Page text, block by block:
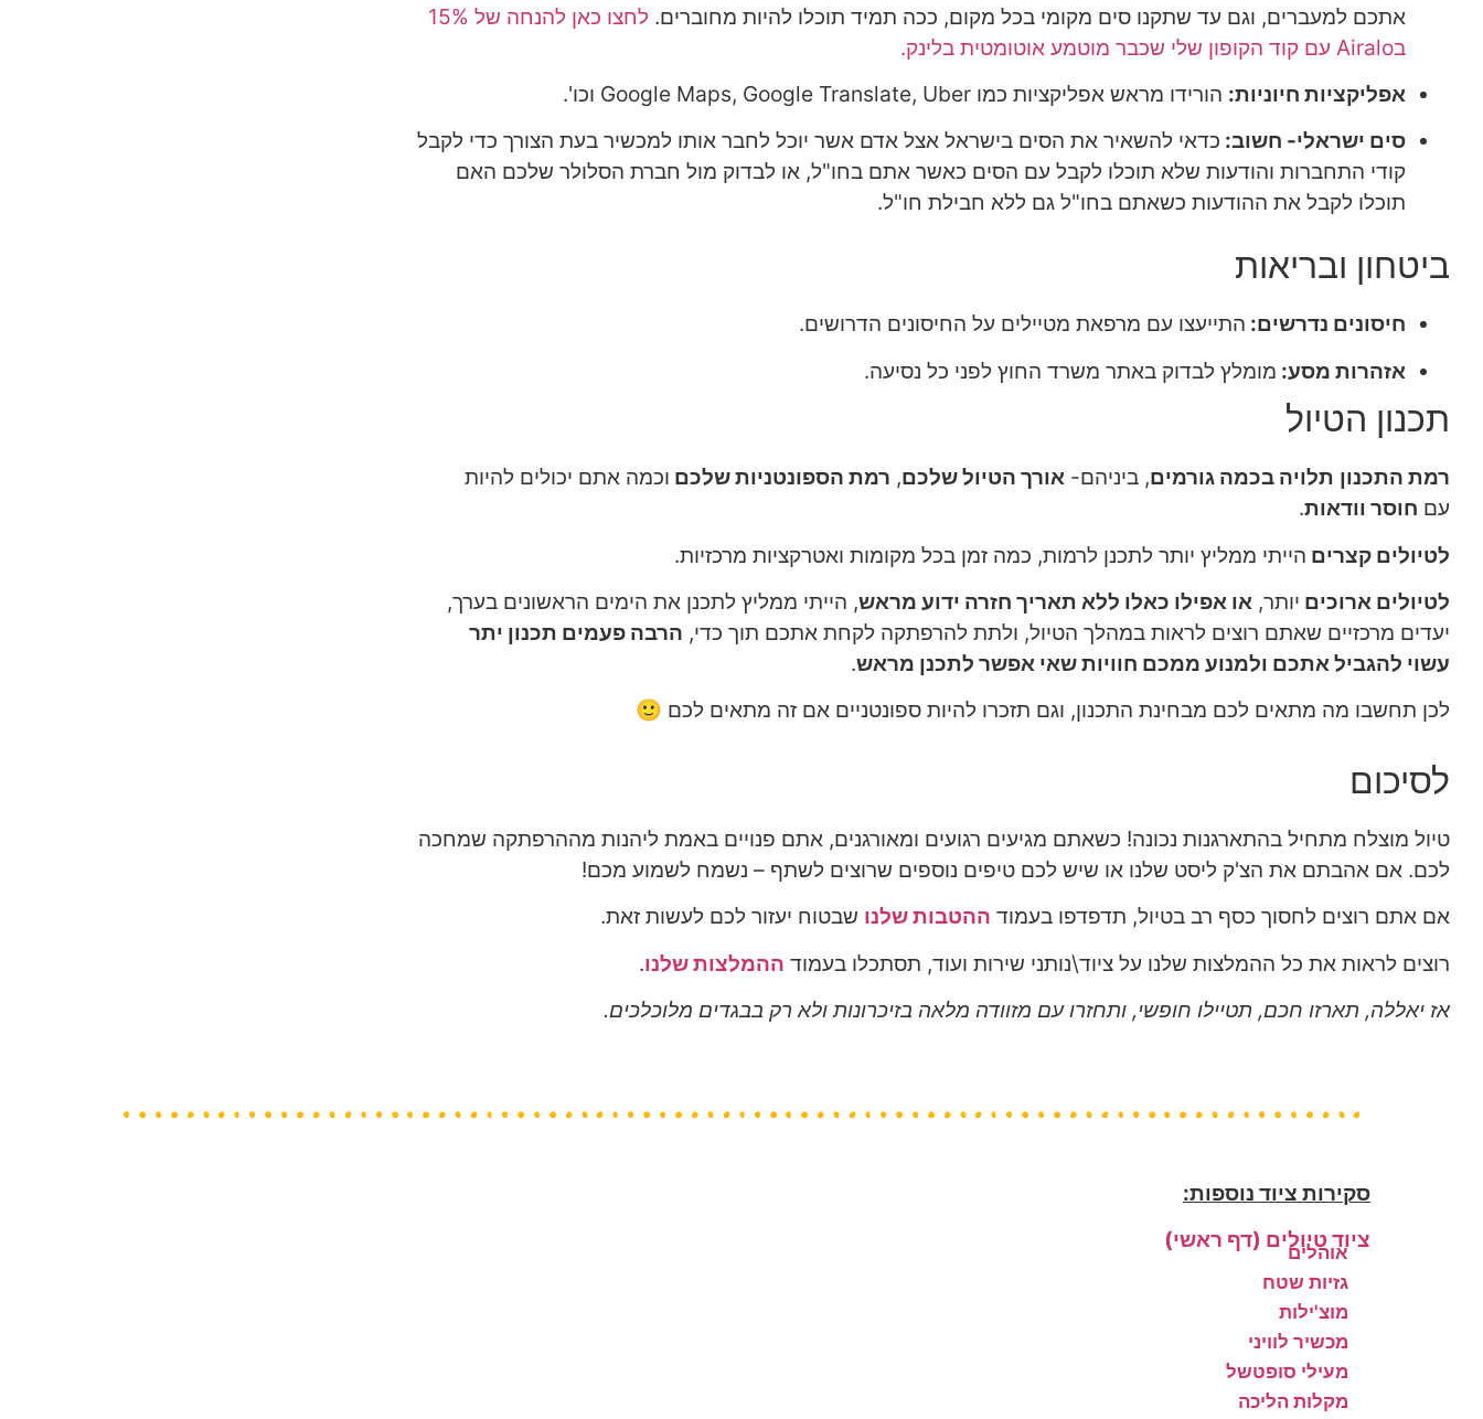
אתכם למעברים, וגם עד שתקנו סים מקומי בכל מקום, ככה תמיד תוכלו להיות מחוברים.
לחצו כאן להנחה של 15%
בAiralo עם קוד הקופון שלי שכבר מוטמע אוטומטית בלינק.
אפליקציות חיוניות: הורידו מראש אפליקציות כמו Google Maps, Google Translate, Uber וכו'.
סים ישראלי- חשוב: כדאי להשאיר את הסים בישראל אצל אדם אשר יוכל לחבר אותו למכשיר בעת הצורך כדי לקבל
קודי התחברות והודעות שלא תוכלו לקבל עם הסים כאשר אתם בחו"ל, או לבדוק מול חברת הסלולר שלכם האם
תוכלו לקבל את ההודעות כשאתם בחו"ל גם ללא חבילת חו"ל.
ביטחון ובריאות
חיסונים נדרשים: התייעצו עם מרפאת מטיילים על החיסונים הדרושים.
אזהרות מסע: מומלץ לבדוק באתר משרד החוץ לפני כל נסיעה.
תכנון הטיול
רמת התכנון תלויה בכמה גורמים, ביניהם- אורך הטיול שלכם, רמת הספונטניות שלכם וכמה אתם יכולים להיות
עם חוסר וודאות.
לטיולים קצרים הייתי ממליץ יותר לתכנן לרמות, כמה זמן בכל מקומות ואטרקציות מרכזיות.
לטיולים ארוכים יותר, או אפילו כאלו ללא תאריך חזרה ידוע מראש, הייתי ממליץ לתכנן את הימים הראשונים בערך,
יעדים מרכזיים שאתם רוצים לראות במהלך הטיול, ולתת להרפתקה לקחת אתכם תוך כדי, הרבה פעמים תכנון יתר
עשוי להגביל אתכם ולמנוע ממכם חוויות שאי אפשר לתכנן מראש.
לכן תחשבו מה מתאים לכם מבחינת התכנון, וגם תזכרו להיות ספונטניים אם זה מתאים לכם 🙂
לסיכום
טיול מוצלח מתחיל בהתארגנות נכונה! כשאתם מגיעים רגועים ומאורגנים, אתם פנויים באמת ליהנות מההרפתקה שמחכה
לכם. אם אהבתם את הצ'ק ליסט שלנו או שיש לכם טיפים נוספים שרוצים לשתף – נשמח לשמוע מכם!
אם אתם רוצים לחסוך כסף רב בטיול, תדפדפו בעמוד ההטבות שלנו שבטוח יעזור לכם לעשות זאת.
רוצים לראות את כל ההמלצות שלנו על ציוד\נותני שירות ועוד, תסתכלו בעמוד ההמלצות שלנו.
אז יאללה, תארזו חכם, תטיילו חופשי, ותחזרו עם מזוודה מלאה בזיכרונות ולא רק בבגדים מלוכלכים.
סקירות ציוד נוספות:
ציוד טיולים (דף ראשי)
אוהלים
גזיות שטח
מוצ'ילות
מכשיר לוויני
מעילי סופטשל
מקלות הליכה